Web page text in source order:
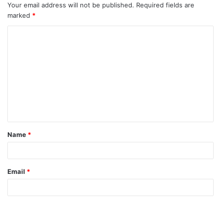
Your email address will not be published. Required fields are
marked *
Name *
Email *